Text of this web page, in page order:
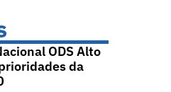
ODS Alto
da